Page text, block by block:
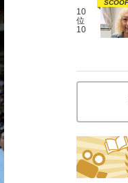
10
位
10